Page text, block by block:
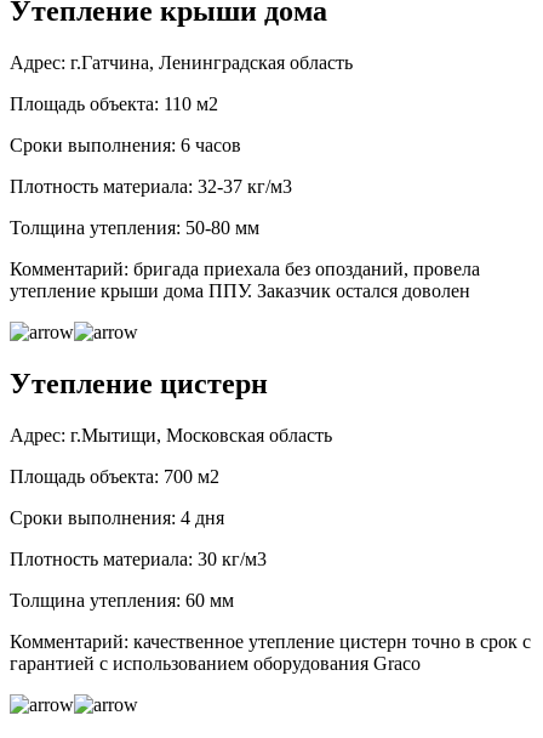
Утепление крыши дома
Адрес: г.Гатчина, Ленинградская область
Площадь объекта: 110 м2
Сроки выполнения: 6 часов
Плотность материала: 32-37 кг/м3
Толщина утепления: 50-80 мм
Комментарий: бригада приехала без опозданий, провела
утепление крыши дома ППУ. Заказчик остался доволен
Утепление цистерн
Адрес: г.Мытищи, Московская область
Площадь объекта: 700 м2
Сроки выполнения: 4 дня
Плотность материала: 30 кг/м3
Толщина утепления: 60 мм
Комментарий: качественное утепление цистерн точно в срок с
гарантией с использованием оборудования Graco